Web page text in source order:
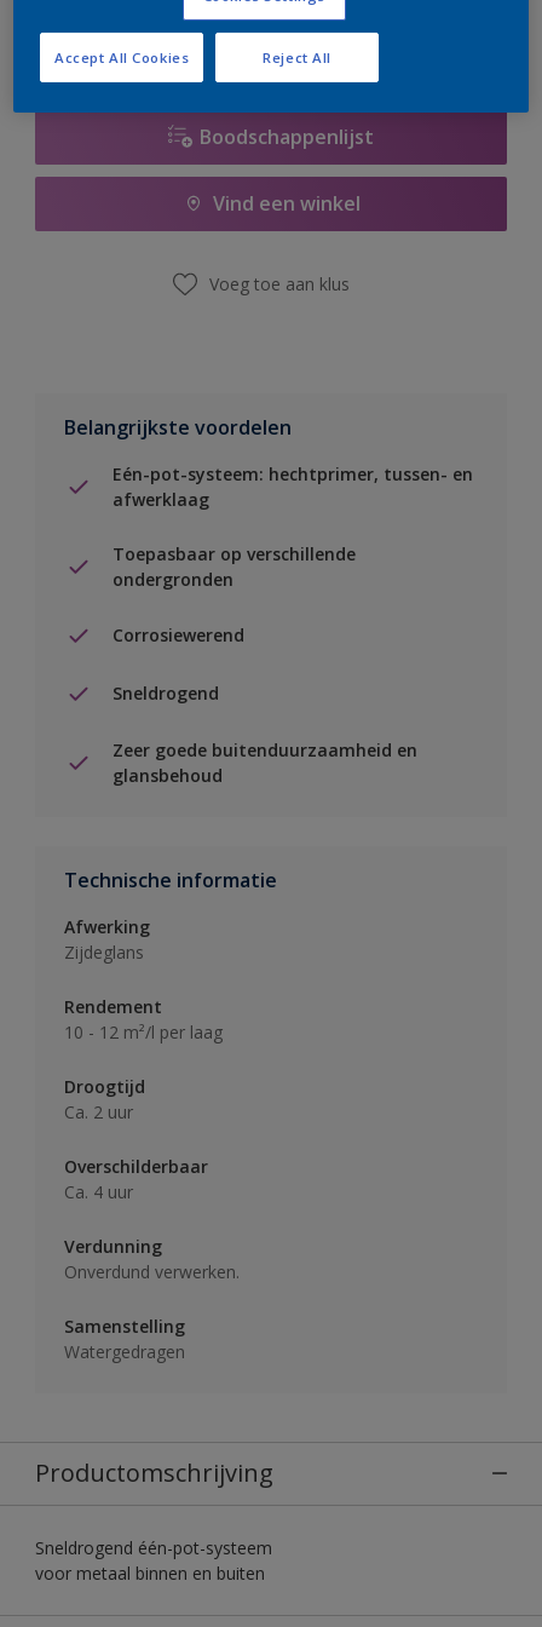
Boodschappenlijst
Vind een winkel
Voeg toe aan klus
Belangrijkste voordelen
Eén-pot-systeem: hechtprimer, tussen- en
afwerklaag
Toepasbaar op verschillende
ondergronden
Corrosiewerend
Sneldrogend
Zeer goede buitenduurzaamheid en
glansbehoud
Technische informatie
Afwerking
Zijdeglans
Rendement
10 - 12 m²/l per laag
Droogtijd
Ca. 2 uur
Overschilderbaar
Ca. 4 uur
Verdunning
Onverdund verwerken.
Samenstelling
Watergedragen
Productomschrijving
Sneldrogend één-pot-systeem
voor metaal binnen en buiten
Reject All
Accept All Cookies